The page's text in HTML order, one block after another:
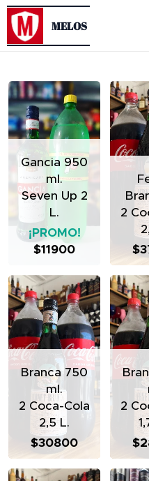
MELOS
Gancia 950
ml.
Seven Up 2
L.
¡PROMO!
$11900
2
Branca 750
ml.
2 Coca-Cola
2,5 L.
$30800
2